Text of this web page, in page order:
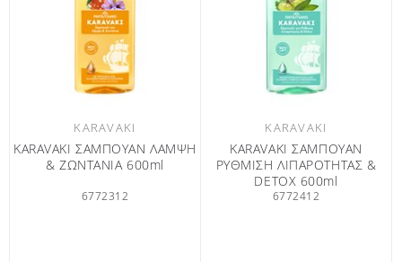
KARAVAKI
KARAVAKI ΣΑΜΠΟΥΑΝ ΛΑΜΨΗ
& ΖΩΝΤΑΝΙΑ 600ml
6772312
KARAVAKI
KARAVAKI ΣΑΜΠΟΥΑΝ
ΡΥΘΜΙΣΗ ΛΙΠΑΡΟΤΗΤΑΣ &
DETOX 600ml
6772412